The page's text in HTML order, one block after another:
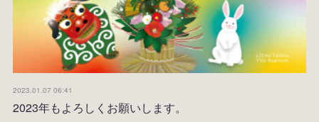
2023.01.07 06:41
2023年もよろしくお願いします。